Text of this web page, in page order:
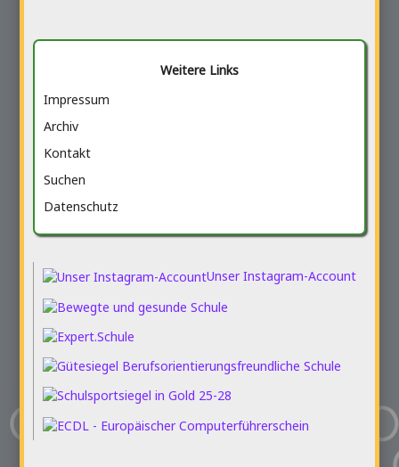
Weitere Links
Impressum
Archiv
Kontakt
Suchen
Datenschutz
Unser Instagram-Account